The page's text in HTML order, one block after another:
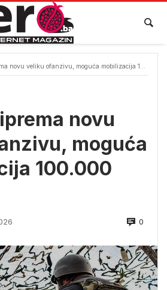
veliku ofanzivu, moguća mobilizacija 100.000 vojnika
novu
moguća
100.000
0